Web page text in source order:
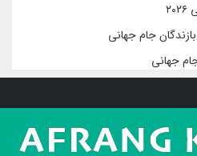
جام جهانی
جهانی